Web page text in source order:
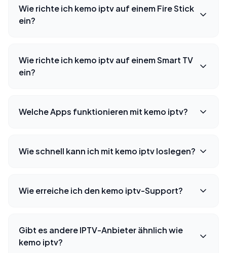
Wie richte ich kemo iptv auf einem Fire Stick
ein?
Wie richte ich kemo iptv auf einem Smart TV
ein?
Welche Apps funktionieren mit kemo iptv?
Wie schnell kann ich mit kemo iptv loslegen?
Wie erreiche ich den kemo iptv-Support?
Gibt es andere IPTV-Anbieter ähnlich wie
kemo iptv?